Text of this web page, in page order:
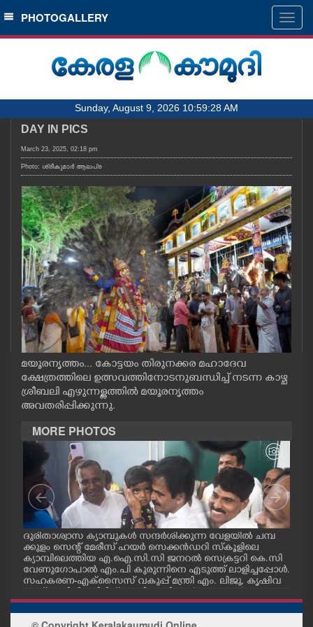
SECTIONS
HOME
NOTIFIED NEWS
KERALA
LOCAL
OBITUARY
NEWS 360
CASE DIARY
CINEMA
OPINION
PHOTOS
LIFESTYLE
SPIRITUAL
INFO+
PHOTOGALLERY
Sunday, August 9, 2026 10:59:28 AM
DAY IN PICS
March 23, 2025, 02:18 pm
Photo: ശ്രീകുമാർ ആലപ്ര
മയൂരനൃത്തം... കോട്ടയം തിരുനക്കര മഹാദേവ
ക്ഷേത്രത്തിലെ ഉത്സവത്തിനോടനുബന്ധിച്ച് നടന്ന കാഴ്ച
ശ്രീബലി എഴുന്നള്ളത്തിൽ മയൂരനൃത്തം
അവതരിപ്പിക്കുന്നു.
MORE PHOTOS
ദുരിതാശ്വാസ ക്യാമ്പുകൾ സന്ദർശിക്കുന്ന വേളയിൽ ചമ്പ
ക്കുളം സെന്റ് മേരീസ് ഹയർ സെക്കൻഡറി സ്കൂളിലെ
ക്യാമ്പിലെത്തിയ എ.ഐ.സി.സി ജനറൽ സെക്രട്ടറി കെ.സി
വേണുഗോപാൽ എം.പി കുരുന്നിനെ എടുത്ത് ലാളിച്ചപ്പോൾ.
സഹകരണ-എക്സൈസ് വകുപ്പ് മന്ത്രി എം. ലിജു, കൃഷിവ
ന്നിവർ സമീപം